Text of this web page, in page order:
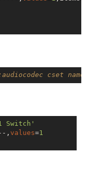
cset
Switch'
,
values=1